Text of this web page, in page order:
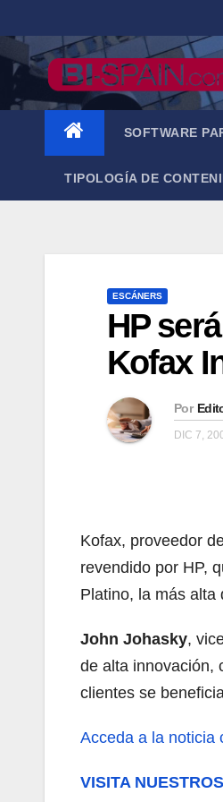
al
contenido
SOFTWARE
TIPOLOGÍA DE
ESCÁNERS
HP
Kofax
Por
DIC 7,
Kofax, proveedor
revendido por HP,
Platino, la más alta
John Johasky,
de alta innovación,
clientes se
Acceda a la noticia
VISITA